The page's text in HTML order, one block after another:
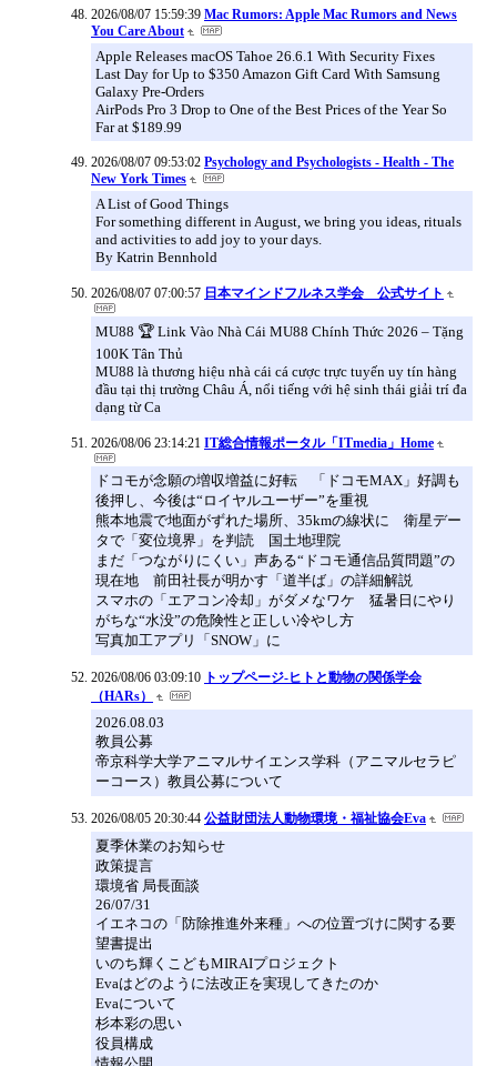
2026/08/07 15:59:39 Mac Rumors: Apple Mac Rumors and News
You Care About
Apple Releases macOS Tahoe 26.6.1 With Security Fixes
Last Day for Up to $350 Amazon Gift Card With Samsung
Galaxy Pre-Orders
AirPods Pro 3 Drop to One of the Best Prices of the Year So
Far at $189.99
2026/08/07 09:53:02 Psychology and Psychologists - Health - The
New York Times
A List of Good Things
For something different in August, we bring you ideas, rituals
and activities to add joy to your days.
By Katrin Bennhold
2026/08/07 07:00:57 日本マインドフルネス学会 公式サイト
MU88 🏆 Link Vào Nhà Cái MU88 Chính Thức 2026 – Tặng
100K Tân Thủ
MU88 là thương hiệu nhà cái cá cược trực tuyến uy tín hàng
đầu tại thị trường Châu Á, nổi tiếng với hệ sinh thái giải trí đa
dạng từ Ca
2026/08/06 23:14:21 IT総合情報ポータル「ITmedia」Home
ドコモが念願の増収増益に好転 「ドコモMAX」好調も
後押し、今後は“ロイヤルユーザー”を重視
熊本地震で地面がずれた場所、35kmの線状に 衛星デー
タで「変位境界」を判読 国土地理院
まだ「つながりにくい」声ある“ドコモ通信品質問題”の
現在地 前田社長が明かす「道半ば」の詳細解説
スマホの「エアコン冷却」がダメなワケ 猛暑日にやり
がちな“水没”の危険性と正しい冷やし方
写真加工アプリ「SNOW」に
2026/08/06 03:09:10 トップページ-ヒトと動物の関係学会
（HARs）
2026.08.03
教員公募
帝京科学大学アニマルサイエンス学科（アニマルセラピ
ーコース）教員公募について
2026/08/05 20:30:44 公益財団法人動物環境・福祉協会Eva
夏季休業のお知らせ
政策提言
環境省 局長面談
26/07/31
イエネコの「防除推進外来種」への位置づけに関する要
望書提出
いのち輝くこどもMIRAIプロジェクト
Evaはどのように法改正を実現してきたのか
Evaについて
杉本彩の思い
役員構成